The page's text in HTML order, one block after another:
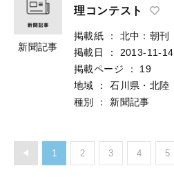
新聞記事
理コンテスト
掲載紙 ：
北中：朝刊
掲載日
：
2013-11-14
掲載ページ
：
19
地域
：
石川県・北陸
種別
： 新聞記事
1 2 3 4 5